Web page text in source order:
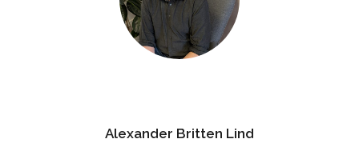
Alexander Britten Lind